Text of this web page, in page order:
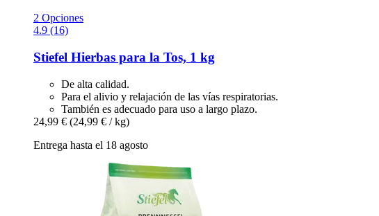
2 Opciones
4.9 (16)
Stiefel Hierbas para la Tos, 1 kg
De alta calidad.
Para el alivio y relajación de las vías respiratorias.
También es adecuado para uso a largo plazo.
24,99 € (24,99 € / kg)
Entrega hasta el 18 agosto